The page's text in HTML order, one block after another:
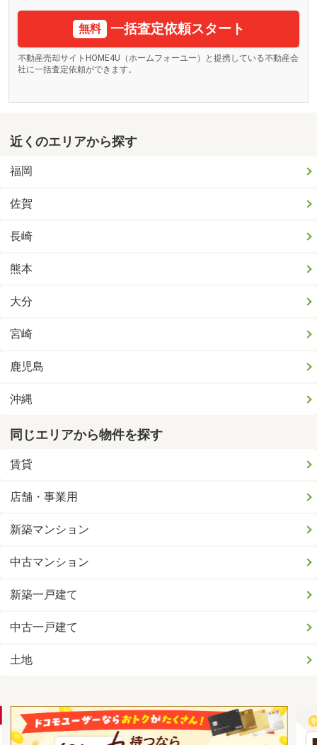
無料 一括査定依頼スタート
不動産売却サイトHOME4U（ホームフォーユー）と提携している不動産会
社に一括査定依頼ができます。
近くのエリアから探す
福岡
佐賀
長崎
熊本
大分
宮崎
鹿児島
沖縄
同じエリアから物件を探す
賃貸
店舗・事業用
新築マンション
中古マンション
新築一戸建て
中古一戸建て
土地